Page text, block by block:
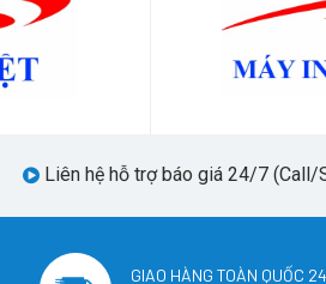
Liên hệ hỗ trợ báo giá 24/7
GIAO HÀNG TOÀN QUỐC